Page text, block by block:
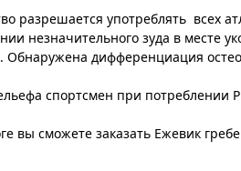
разрешается употреблять всех
незначительного зуда в месте
Обнаружена дифференциация
спортсмен при потреблении
вы сможете заказать Ежевик